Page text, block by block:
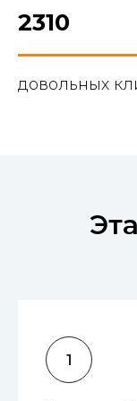
2310
довольных